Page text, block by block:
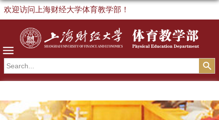
欢迎访问上海财经大学体育教学部！